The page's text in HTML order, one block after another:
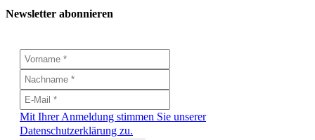
Newsletter abonnieren
Mit Ihrer Anmeldung stimmen Sie unserer
Datenschutzerklärung zu.